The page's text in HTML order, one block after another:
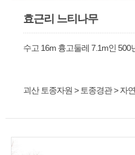
효근리 느티나무
수고 16m 흉고둘레 7.1m인 500
괴산 토종자원 > 토종경관 > 자